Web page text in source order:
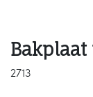
2713